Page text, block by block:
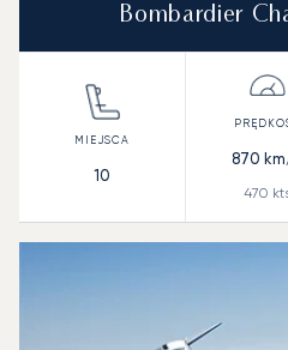
Bombardier
10
870
470